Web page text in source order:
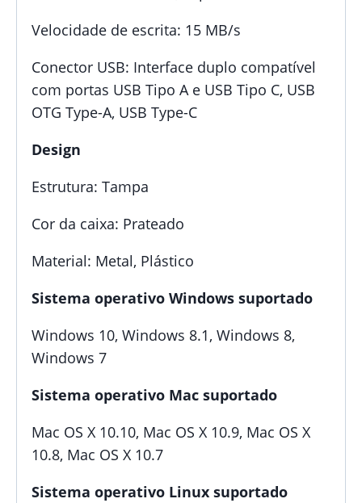
Velocidade de escrita: 15 MB/s
Conector USB: Interface duplo compatível
com portas USB Tipo A e USB Tipo C, USB
OTG Type-A, USB Type-C
Design
Estrutura: Tampa
Cor da caixa: Prateado
Material: Metal, Plástico
Sistema operativo Windows suportado
Windows 10, Windows 8.1, Windows 8,
Windows 7
Sistema operativo Mac suportado
Mac OS X 10.10, Mac OS X 10.9, Mac OS X
10.8, Mac OS X 10.7
Sistema operativo Linux suportado